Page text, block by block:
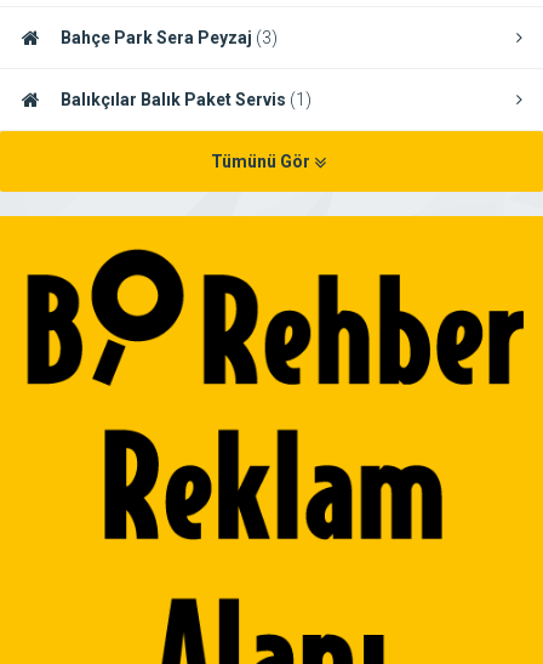
Bahçe Park Sera Peyzaj (3)
Balıkçılar Balık Paket Servis (1)
Tümünü Gör